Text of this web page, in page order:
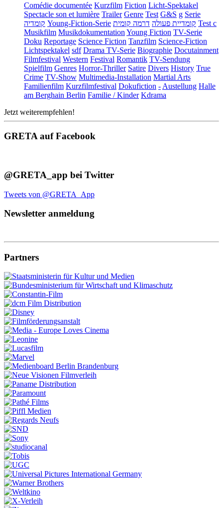
Comédie documentée Kurzfilm Fiction Licht-Spektakel
Spectacle son et lumière Trailer Genre Test G&S g Serie
קומדיה Young-Fiction-Serie קומדיית פעולה דרמה קומית
Test c
Musikfilm Musikdokumentation Young Fiction TV-Serie
Doku Reportage Science Fiction Tanzfilm Science-Fiction
Lichtspektakel sdf Drama TV-Serie Biographie Docutainment
Filmfestival Western Festival Romantik TV-Sendung
Spielfilm Genres Horror-Thriller Satire Divers History True
Crime TV-Show Multimedia-Installation Martial Arts
Familienfilm Kurzfilmfestival Dokufiction - Austellung Halle
am Berghain Berlin Familie / Kinder Kdrama
Jetzt weiterempfehlen!
GRETA auf Facebook
@GRETA_app bei Twitter
Tweets von @GRETA_App
Newsletter anmeldung
Partners